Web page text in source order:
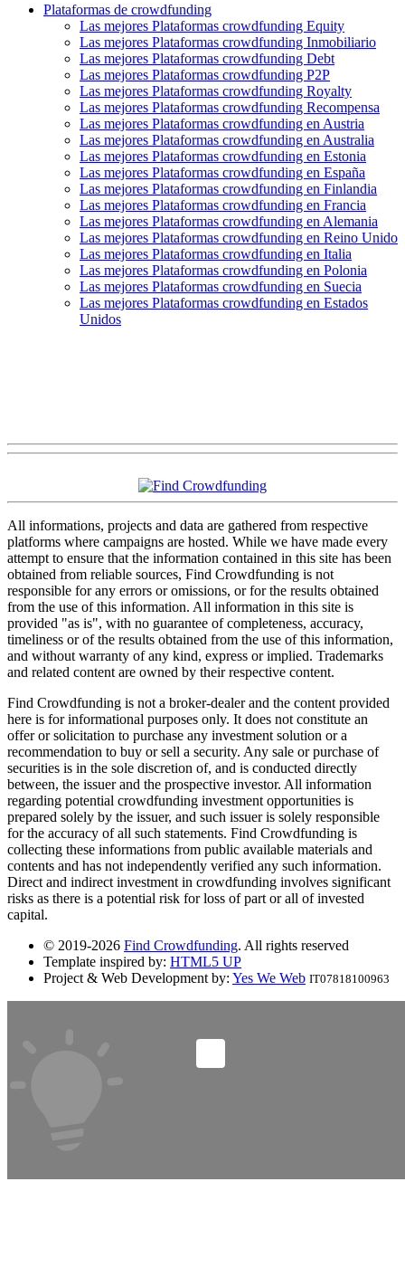
Plataformas de crowdfunding
Las mejores Plataformas crowdfunding Equity
Las mejores Plataformas crowdfunding Inmobiliario
Las mejores Plataformas crowdfunding Debt
Las mejores Plataformas crowdfunding P2P
Las mejores Plataformas crowdfunding Royalty
Las mejores Plataformas crowdfunding Recompensa
Las mejores Plataformas crowdfunding en Austria
Las mejores Plataformas crowdfunding en Australia
Las mejores Plataformas crowdfunding en Estonia
Las mejores Plataformas crowdfunding en España
Las mejores Plataformas crowdfunding en Finlandia
Las mejores Plataformas crowdfunding en Francia
Las mejores Plataformas crowdfunding en Alemania
Las mejores Plataformas crowdfunding en Reino Unido
Las mejores Plataformas crowdfunding en Italia
Las mejores Plataformas crowdfunding en Polonia
Las mejores Plataformas crowdfunding en Suecia
Las mejores Plataformas crowdfunding en Estados
Unidos
All informations, projects and data are gathered from respective
platforms where campaigns are hosted. While we have made every
attempt to ensure that the information contained in this site has been
obtained from reliable sources, Find Crowdfunding is not
responsible for any errors or omissions, or for the results obtained
from the use of this information. All information in this site is
provided "as is", with no guarantee of completeness, accuracy,
timeliness or of the results obtained from the use of this information,
and without warranty of any kind, express or implied. Trademarks
and related content are owned by their respective content.
Find Crowdfunding is not a broker-dealer and the content provided
here is for informational purposes only. It does not constitute an
offer or solicitation to purchase any investment solution or a
recommendation to buy or sell a security. Any sale or purchase of
securities is in the sole discretion of, and is conducted directly
between, the issuer and the prospective investor. All information
regarding potential crowdfunding investment opportunities is
prepared solely by the issuer, and such issuer is solely responsible
for the accuracy of all such statements. Find Crowdfunding is
collecting these informations from public available materials and
contents and has not independently verified any such information.
Direct and indirect investment in crowdfunding involves significant
risks as there is a potential risk for loss of part or all of invested
capital.
© 2019-2026 Find Crowdfunding. All rights reserved
Template inspired by: HTML5 UP
Project & Web Development by: Yes We Web IT07818100963